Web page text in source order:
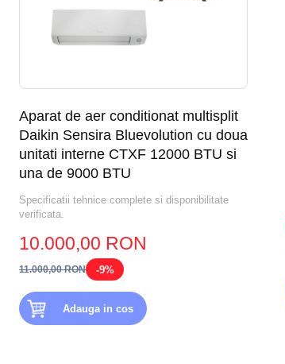
Aparat de aer conditionat multisplit
Daikin Sensira Bluevolution cu doua
unitati interne CTXF 12000 BTU si
una de 9000 BTU
Specificatii tehnice complete si disponibilitate
verificata.
10.000,00 RON
11.000,00 RON -9%
Adauga in cos